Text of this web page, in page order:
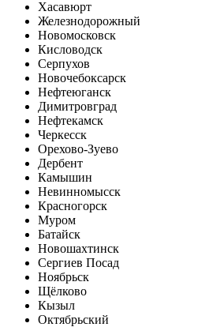
Хасавюрт
Железнодорожный
Новомосковск
Кисловодск
Серпухов
Новочебоксарск
Нефтеюганск
Димитровград
Нефтекамск
Черкесск
Орехово-Зуево
Дербент
Камышин
Невинномысск
Красногорск
Муром
Батайск
Новошахтинск
Сергиев Посад
Ноябрьск
Щёлково
Кызыл
Октябрьский